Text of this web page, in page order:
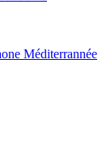
Méditerrannée